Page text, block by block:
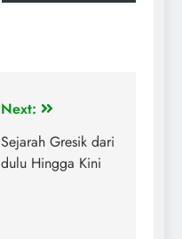
Next:
Sejarah Gresik dari
dulu Hingga Kini